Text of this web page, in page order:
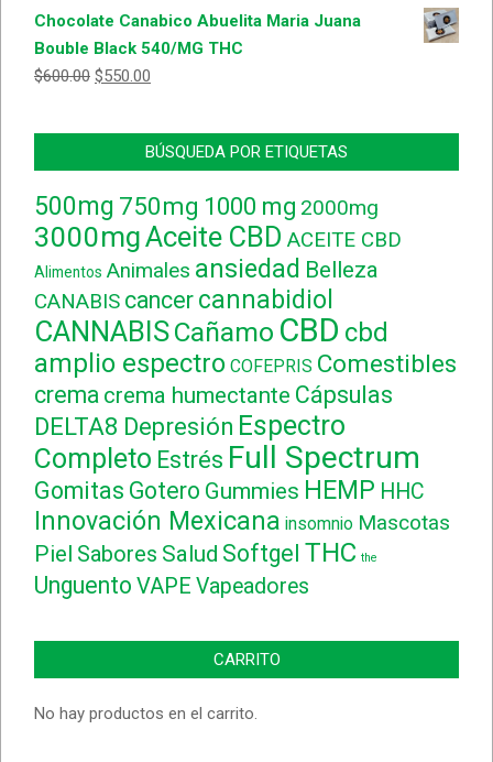
5
Chocolate Canabico Abuelita Maria Juana
Bouble Black 540/MG THC
$600.00 $550.00
BÚSQUEDA POR ETIQUETAS
500mg 750mg 1000 mg 2000mg
3000mgAceite CBD ACEITE CBD
Alimentos Animales ansiedad Belleza
CANABIS cancer cannabidiol
CANNABISCañamo CBD cbd
amplio espectro COFEPRIS Comestibles
crema crema humectante Cápsulas
DELTA8 Depresión Espectro
Completo Estrés Full Spectrum
Gomitas Gotero Gummies HEMP HHC
Innovación Mexicana insomnio Mascotas
Piel Sabores Salud Softgel THC the
Unguento VAPE Vapeadores
CARRITO
No hay productos en el carrito.